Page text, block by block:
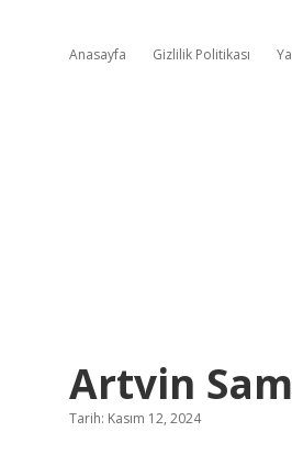
Anasayfa Gizlilik Politikası
Artvin
Tarih: Kasım 12, 2024